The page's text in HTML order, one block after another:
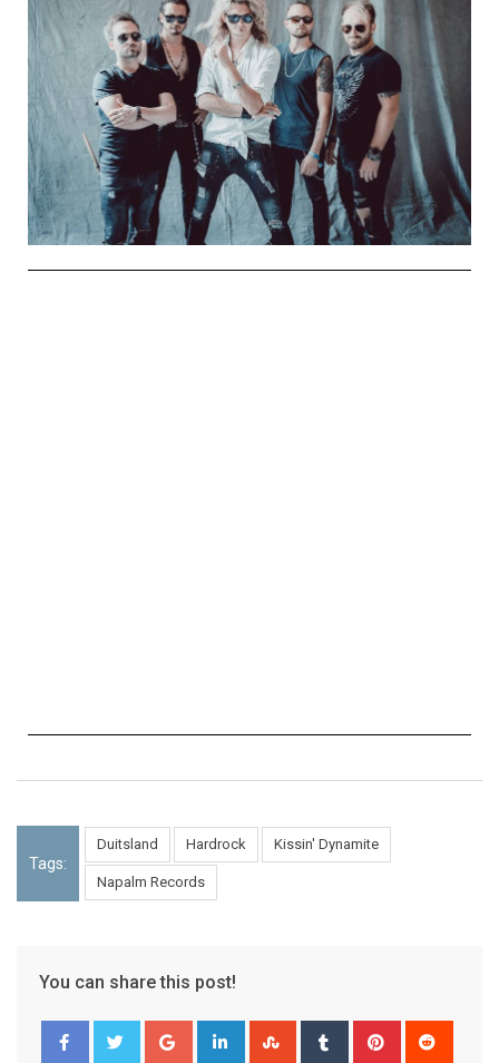
Tags:
Duitsland Hardrock Kissin' Dynamite
Napalm Records
You can share this post!